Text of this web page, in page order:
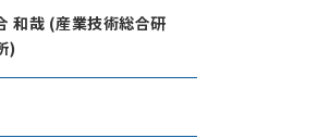
和哉 (産業技術総合研
)